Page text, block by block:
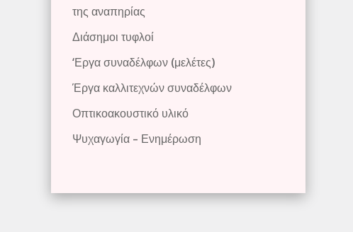
της αναπηρίας
Διάσημοι τυφλοί
‘Εργα συναδέλφων (μελέτες)
Έργα καλλιτεχνών συναδέλφων
Οπτικοακουστικό υλικό
Ψυχαγωγία – Ενημέρωση